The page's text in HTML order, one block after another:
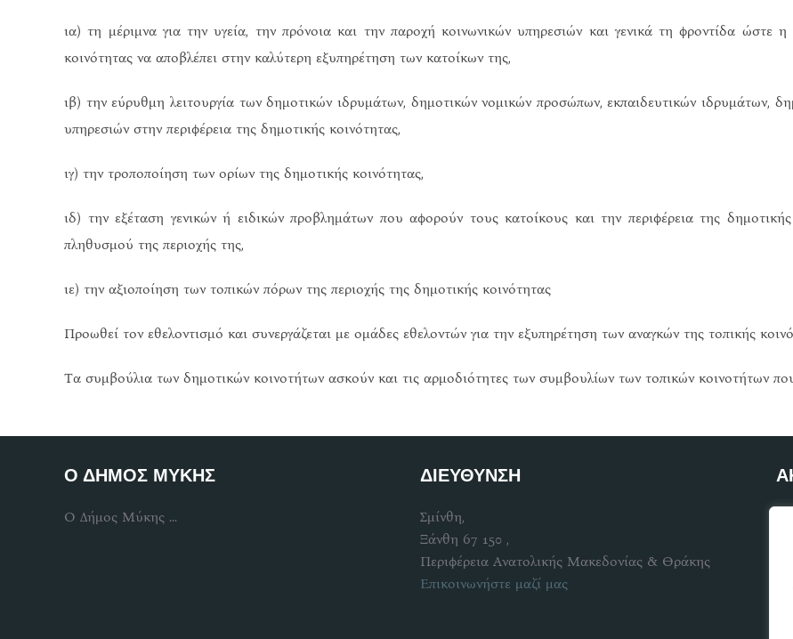
ια) τη μέριμνα για την υγεία, την πρόνοια και την παροχή κοινωνικών υπηρεσιών και γενικά τη φροντίδα ώστε η
κοινότητας να αποβλέπει στην καλύτερη εξυπηρέτηση των κατοίκων της,
ιβ) την εύρυθμη λειτουργία των δημοτικών ιδρυμάτων, δημοτικών νομικών προσώπων, εκπαιδευτικών ιδρυμάτων,
υπηρεσιών στην περιφέρεια της δημοτικής κοινότητας,
ιγ) την τροποποίηση των ορίων της δημοτικής κοινότητας,
ιδ) την εξέταση γενικών ή ειδικών προβλημάτων που αφορούν τους κατοίκους και την περιφέρεια της
πληθυσμού της περιοχής της,
ιε) την αξιοποίηση των τοπικών πόρων της περιοχής της δημοτικής κοινότητας
Προωθεί τον εθελοντισμό και συνεργάζεται με ομάδες εθελοντών για την εξυπηρέτηση των αναγκών της τοπικής
Τα συμβούλια των δημοτικών κοινοτήτων ασκούν και τις αρμοδιότητες των συμβουλίων των τοπικών κοινοτήτων
Ο ΔΗΜΟΣ ΜΥΚΗΣ
Ο Δήμος Μύκης ...
ΔΙΕΥΘΥΝΣΗ
Σμίνθη,
Ξάνθη 67 150 ,
Περιφέρεια Ανατολικής Μακεδονίας & Θράκης
Επικοινωνήστε μαζί μας